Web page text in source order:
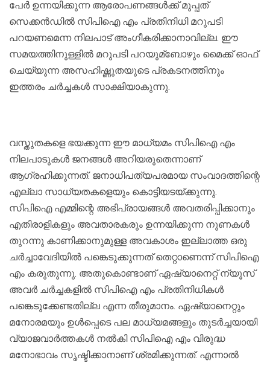
പേര്‍ ഉന്നയിക്കുന്ന ആരോപണങ്ങള്‍ക്ക് മുപ്പത്
സെക്കന്‍ഡില്‍ സിപിഐ എം പ്രതിനിധി മറുപടി
പറയണമെന്ന നിലപാട് അംഗീകരിക്കാനാവില്ല. ഈ
സമയത്തിനുള്ളില്‍ മറുപടി പറയുമ്ബോഴും മൈക്ക് ഓഫ്
ചെയ്യുന്ന അസഹിഷ്ണുതയുടെ പ്രകടനത്തിനും
ഇത്തരം ചര്‍ച്ചകള്‍ സാക്ഷിയാകുന്നു.
വസ്തുതകളെ ഭയക്കുന്ന ഈ മാധ്യമം സിപിഐ എം
നിലപാടുകള്‍ ജനങ്ങള്‍ അറിയരുതെന്നാണ്
ആഗ്രഹിക്കുന്നത്. ജനാധിപത്യപരമായ സംവാദത്തിന്റെ
എല്ലാ സാധ്യതകളെയും കൊട്ടിയടയ്ക്കുന്നു.
സിപിഐ എമ്മിന്റെ അഭിപ്രായങ്ങള്‍ അവതരിപ്പിക്കാനും
എതിരാളികളും അവതാരകരും ഉന്നയിക്കുന്ന നുണകള്‍
തുറന്നു കാണിക്കാനുമുള്ള അവകാശം ഇല്ലാത്ത ഒരു
ചര്‍ച്ചാവേദിയില്‍ പങ്കെടുക്കുന്നത് തെറ്റാണെന്ന് സിപിഐ
എം കരുതുന്നു. അതുകൊണ്ടാണ് ഏഷ്യാനെറ്റ് ന്യൂസ്
അവര്‍ ചര്‍ച്ചകളില്‍ സിപിഐ എം പ്രതിനിധികള്‍
പങ്കെടുക്കേണ്ടതില്ല എന്ന തീരുമാനം. ഏഷ്യാനെറ്റും
മനോരമയും ഉള്‍പ്പെടെ പല മാധ്യമങ്ങളും തുടര്‍ച്ചയായി
വ്യാജവാര്‍ത്തകള്‍ നല്‍കി സിപിഐ എം വിരുദ്ധ
മനോഭാവം സൃഷ്ടിക്കാനാണ് ശ്രമിക്കുന്നത്. എന്നാല്‍